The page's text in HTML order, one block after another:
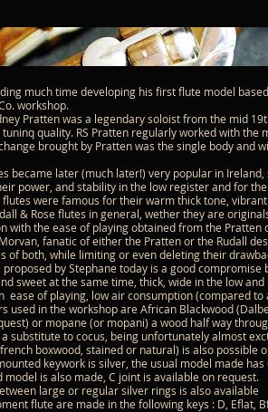
much time developing his first flute model
workshop.
Pratten was a legendary soloist from the mid
quality. RS Pratten regularly worked with
brought by Pratten was the single body and
became later (much later!) very popular in
power, and stability in the low register and for
flutes were famous for their warm thick tone,
& Rose flutes in general, wether they are
with the ease of playing obtained from the Pratten
fanatic of either the Pratten or the Rudall
of both, while limiting or even deleting their
proposed by Stephane today is a good
sweet at the same time, thick, wide in the low
ease of playing, low air consumption (compared to
used in the workshop are African Blackwood
or mopane (or mopani) a wood half way
substitute to cocus, being unfortunately almost
boxwood, stained or natural) is also possible
keywork is silver, the usual model made has
model is also made, C joint is available on request.
large or regular silver rings is also available
flute are made in the following keys : D, Eflat,